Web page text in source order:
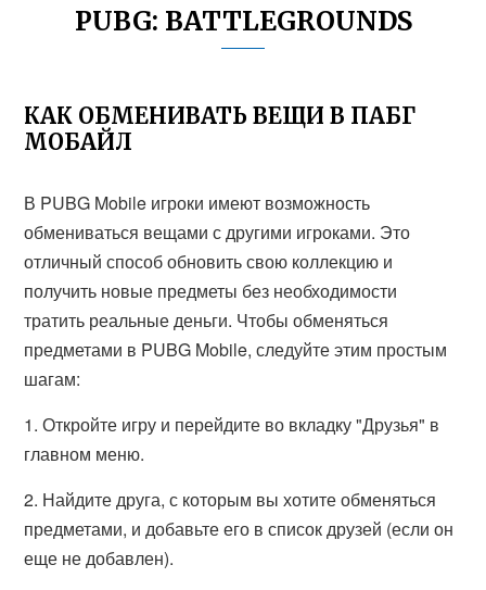
PUBG: BATTLEGROUNDS
КАК ОБМЕНИВАТЬ ВЕЩИ В ПАБГ
МОБАЙЛ
В PUBG Mobile игроки имеют возможность
обмениваться вещами с другими игроками. Это
отличный способ обновить свою коллекцию и
получить новые предметы без необходимости
тратить реальные деньги. Чтобы обменяться
предметами в PUBG Mobile, следуйте этим простым
шагам:
1. Откройте игру и перейдите во вкладку "Друзья" в
главном меню.
2. Найдите друга, с которым вы хотите обменяться
предметами, и добавьте его в список друзей (если он
еще не добавлен).